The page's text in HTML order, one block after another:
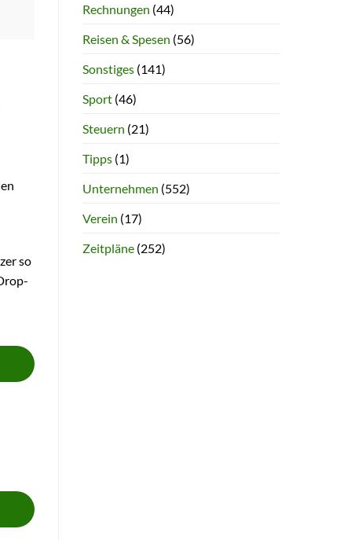
so
Rechnungen (44)
Reisen & Spesen (56)
Sonstiges(141)
Sport(46)
Steuern (21)
Tipps(1)
Unternehmen (552)
Verein (17)
Zeitpläne(252)